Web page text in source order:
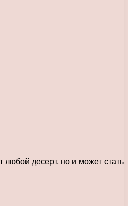
десерт, но и может стать